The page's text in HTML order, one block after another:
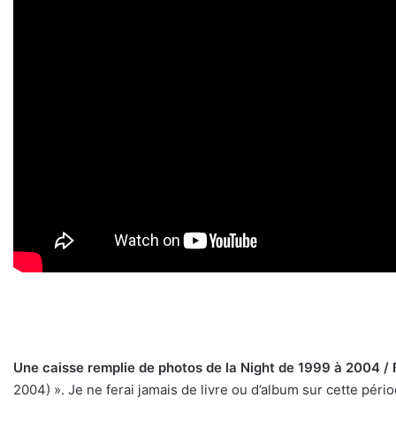
Une caisse remplie de photos de la Night de 1999 à 2004 /
2004) ». Je ne ferai jamais de livre ou d’album sur cette